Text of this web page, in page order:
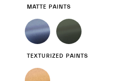
MATTE PAINTS
TEXTURIZED PAINTS